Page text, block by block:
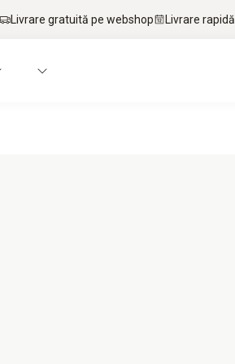
Livrare gratuită pe webshop Livrare rapidă